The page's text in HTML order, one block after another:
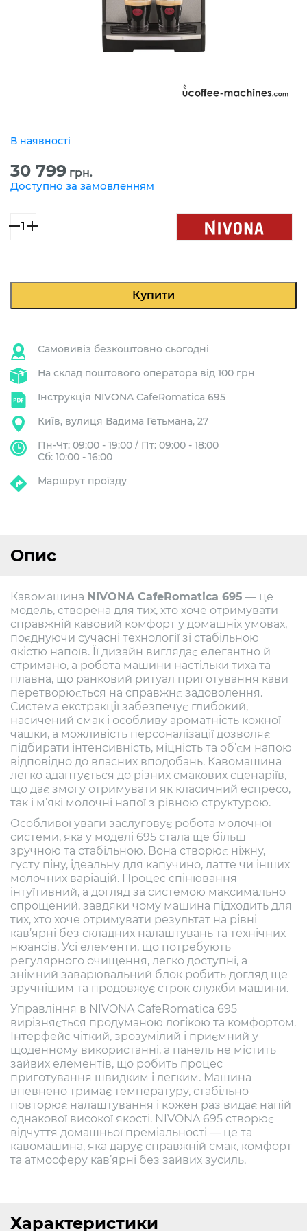
В наявності
30 799 грн.
Доступно за замовленням
NIVONA
CafeRomatica
Купити
Самовивіз безкоштовно сьогодні
На склад поштового оператора від 100 грн
Інструкція NIVONA CafeRomatica 695
Київ, вулиця Вадима Гетьмана, 27
Пн-Чт: 09:00 - 19:00 / Пт: 09:00 - 18:00
Сб: 10:00 - 16:00
Маршрут проїзду
Опис
Кавомашина NIVONA CafeRomatica 695 — це
модель, створена для тих, хто хоче отримувати
справжній кавовий комфорт у домашніх умовах,
поєднуючи сучасні технології зі стабільною
якістю напоїв. Її дизайн виглядає елегантно й
стримано, а робота машини настільки тиха та
плавна, що ранковий ритуал приготування кави
перетворюється на справжнє задоволення.
Система екстракції забезпечує глибокий,
насичений смак і особливу ароматність кожної
чашки, а можливість персоналізації дозволяє
підбирати інтенсивність, міцність та об’єм напою
відповідно до власних вподобань. Кавомашина
легко адаптується до різних смакових сценаріїв,
що дає змогу отримувати як класичний еспресо,
так і м’які молочні напої з рівною структурою.
Особливої уваги заслуговує робота молочної
системи, яка у моделі 695 стала ще більш
зручною та стабільною. Вона створює ніжну,
густу піну, ідеальну для капучино, латте чи інших
молочних варіацій. Процес спінювання
інтуїтивний, а догляд за системою максимально
спрощений, завдяки чому машина підходить для
тих, хто хоче отримувати результат на рівні
кав’ярні без складних налаштувань та технічних
нюансів. Усі елементи, що потребують
регулярного очищення, легко доступні, а
знімний заварювальний блок робить догляд ще
зручнішим та продовжує строк служби машини.
Управління в NIVONA CafeRomatica 695
вирізняється продуманою логікою та комфортом.
Інтерфейс чіткий, зрозумілий і приємний у
щоденному використанні, а панель не містить
зайвих елементів, що робить процес
приготування швидким і легким. Машина
впевнено тримає температуру, стабільно
повторює налаштування і кожен раз видає напій
однакової високої якості. NIVONA 695 створює
відчуття домашньої преміальності — це та
кавомашина, яка дарує справжній смак, комфорт
та атмосферу кав’ярні без зайвих зусиль.
Характеристики